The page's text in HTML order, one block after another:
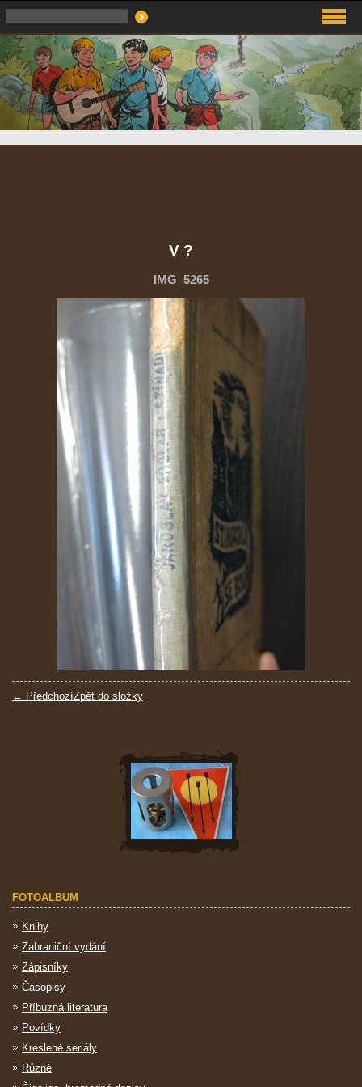
V ?
IMG_5265
← PředchozíZpět do složky
FOTOALBUM
Knihy
Zahraniční vydání
Zápisníky
Časopisy
Příbuzná literatura
Povídky
Kreslené seriály
Různé